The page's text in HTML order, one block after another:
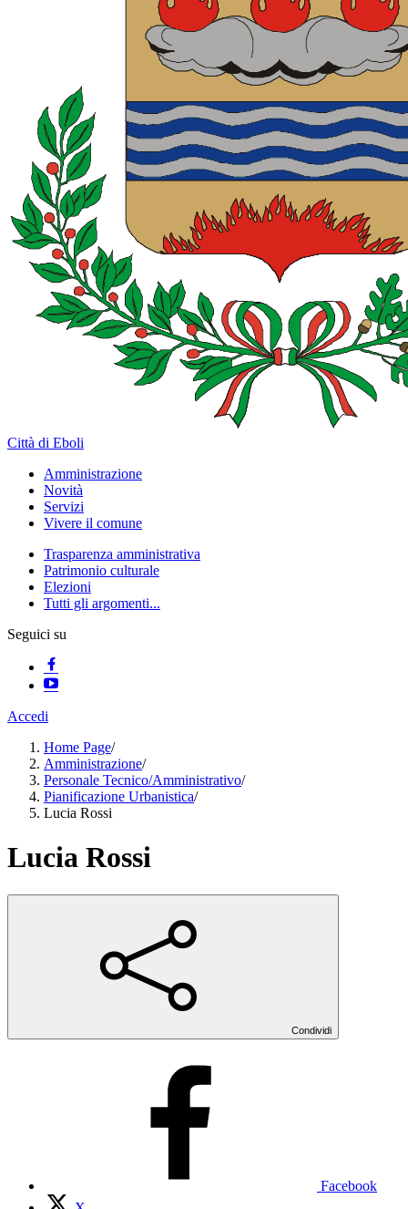
Città di Eboli
Amministrazione
Novità
Servizi
Vivere il comune
Trasparenza amministrativa
Patrimonio culturale
Elezioni
Tutti gli argomenti...
Seguici su
Accedi
Home Page/
Amministrazione/
Personale Tecnico/Amministrativo/
Pianificazione Urbanistica/
Lucia Rossi
Lucia Rossi
Condividi
Facebook